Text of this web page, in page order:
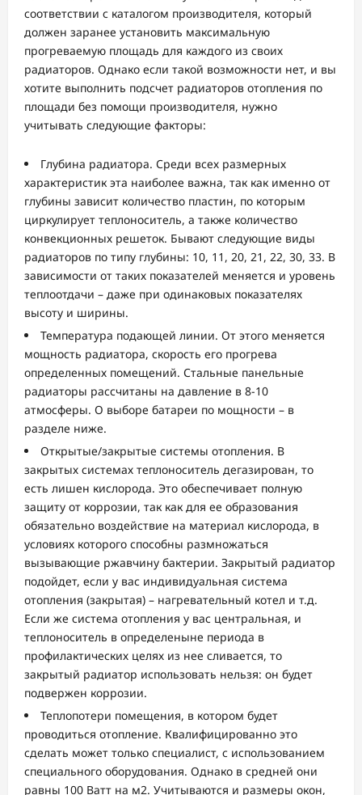
соответствии с каталогом производителя, который
должен заранее установить максимальную
прогреваемую площадь для каждого из своих
радиаторов. Однако если такой возможности нет, и вы
хотите выполнить подсчет радиаторов отопления по
площади без помощи производителя, нужно
учитывать следующие факторы:
Глубина радиатора. Среди всех размерных
характеристик эта наиболее важна, так как именно от
глубины зависит количество пластин, по которым
циркулирует теплоноситель, а также количество
конвекционных решеток. Бывают следующие виды
радиаторов по типу глубины: 10, 11, 20, 21, 22, 30, 33. В
зависимости от таких показателей меняется и уровень
теплоотдачи – даже при одинаковых показателях
высоту и ширины.
Температура подающей линии. От этого меняется
мощность радиатора, скорость его прогрева
определенных помещений. Стальные панельные
радиаторы рассчитаны на давление в 8-10
атмосферы. О выборе батареи по мощности – в
разделе ниже.
Открытые/закрытые системы отопления. В
закрытых системах теплоноситель дегазирован, то
есть лишен кислорода. Это обеспечивает полную
защиту от коррозии, так как для ее образования
обязательно воздействие на материал кислорода, в
условиях которого способны размножаться
вызывающие ржавчину бактерии. Закрытый радиатор
подойдет, если у вас индивидуальная система
отопления (закрытая) – нагревательный котел и т.д.
Если же система отопления у вас центральная, и
теплоноситель в определеныне периода в
профилактических целях из нее сливается, то
закрытый радиатор использовать нельзя: он будет
подвержен коррозии.
Теплопотери помещения, в котором будет
проводиться отопление. Квалифицированно это
сделать может только специалист, с использованием
специального оборудования. Однако в средней они
равны 100 Ватт на м2. Учитываются и размеры окон,